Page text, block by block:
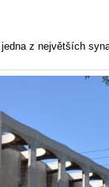
z největších